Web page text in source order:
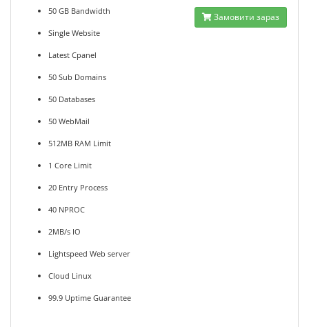
50 GB Bandwidth
Single Website
Latest Cpanel
50 Sub Domains
50 Databases
50 WebMail
512MB RAM Limit
1 Core Limit
20 Entry Process
40 NPROC
2MB/s IO
Lightspeed Web server
Cloud Linux
99.9 Uptime Guarantee
Замовити зараз